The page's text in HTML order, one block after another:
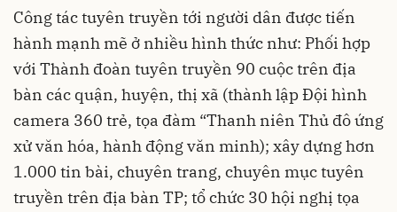
Công tác tuyên truyền tới người dân được tiến
hành mạnh mẽ ở nhiều hình thức như: Phối hợp
với Thành đoàn tuyên truyền 90 cuộc trên địa
bàn các quận, huyện, thị xã (thành lập Đội hình
camera 360 trẻ, tọa đàm “Thanh niên Thủ đô ứng
xử văn hóa, hành động văn minh); xây dựng hơn
1.000 tin bài, chuyên trang, chuyên mục tuyên
truyền trên địa bàn TP; tổ chức 30 hội nghị tọa